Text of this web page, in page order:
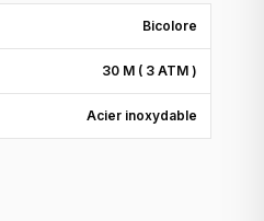
Bicolore
30 M ( 3 ATM )
Acier inoxydable